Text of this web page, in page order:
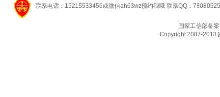
联系电话：15215533456或微信ah63wz预约我哦 联系QQ：
国家工信部备
Copyright 2007-2013